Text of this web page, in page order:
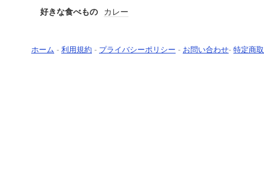
好きな食べもの カレー
ホーム - 利用規約 - プライバシーポリシー - お問い合わせ- 特定商